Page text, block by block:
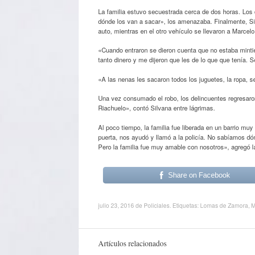
La familia estuvo secuestrada cerca de dos horas.
dónde los van a sacar», los amenazaba. Finalmente,
auto, mientras en el otro vehículo se llevaron a
«Cuando entraron se dieron cuenta que no estaba
tanto dinero y me dijeron que les de lo que que tenía.
«A las nenas les sacaron todos los juguetes, la ropa,
Una vez consumado el robo, los delincuentes
Riachuelo», contó Silvana entre lágrimas.
Al poco tiempo, la familia fue liberada en un barrio
puerta, nos ayudó y llamó a la policía. No sabíamos
Pero la familia fue muy amable con nosotros», agregó
Share on Facebook
julio 23, 2016 de Policiales . Etiquetas: Lomas de Zamora
Artículos relacionados